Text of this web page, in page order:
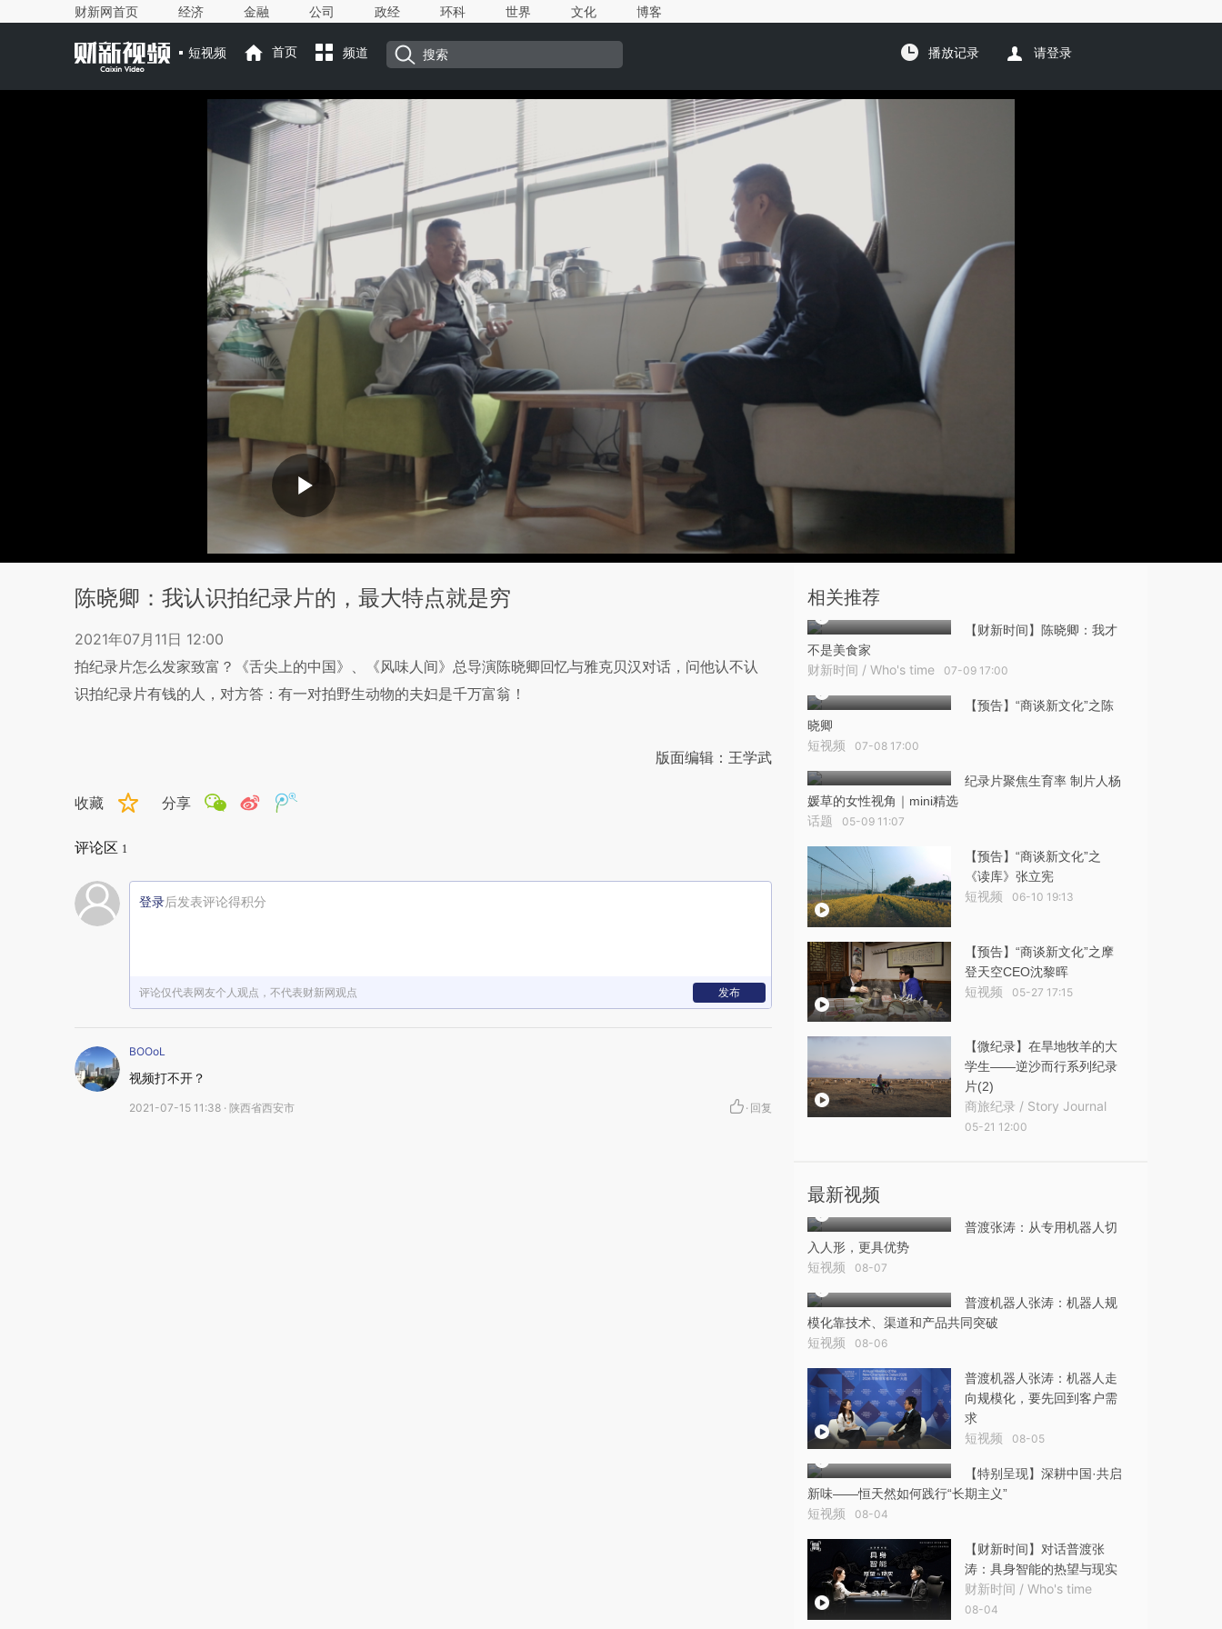
财新网首页 经济 金融 公司 政经 环科 世界 文化 博客
短视频 首页 频道 播放记录 请登录
陈晓卿：我认识拍纪录片的，最大特点就是穷
2021年07月11日 12:00
拍纪录片怎么发家致富？《舌尖上的中国》、《风味人间》总导演陈晓卿回忆与雅克贝汉对话，问他认不认
识拍纪录片有钱的人，对方答：有一对拍野生动物的夫妇是千万富翁！
版面编辑：王学武
收藏 分享
评论区 1
登录后发表评论得积分
评论仅代表网友个人观点，不代表财新网观点 发布
BOOoL
视频打不开？
2021-07-15 11:38 · 陕西省西安市 · 回复
相关推荐
【财新时间】陈晓卿：我才
不是美食家
财新时间 / Who's time 07-09 17:00
【预告】“商谈新文化”之陈
晓卿
短视频 07-08 17:00
纪录片聚焦生育率 制片人杨
媛草的女性视角｜mini精选
话题 05-09 11:07
【预告】“商谈新文化”之
《读库》张立宪
短视频 06-10 19:13
【预告】“商谈新文化”之摩
登天空CEO沈黎晖
短视频 05-27 17:15
【微纪录】在旱地牧羊的大
学生——逆沙而行系列纪录
片(2)
商旅纪录 / Story Journal
05-21 12:00
最新视频
普渡张涛：从专用机器人切
入人形，更具优势
短视频 08-07
普渡机器人张涛：机器人规
模化靠技术、渠道和产品共同突破
短视频 08-06
普渡机器人张涛：机器人走
向规模化，要先回到客户需
求
短视频 08-05
【特别呈现】深耕中国·共启
新味——恒天然如何践行“长期主义”
短视频 08-04
【财新时间】对话普渡张
涛：具身智能的热望与现实
财新时间 / Who's time
08-04